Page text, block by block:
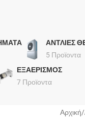
ΑΝΤΛΙΕΣ
5 Προϊοντα
ΕΞΑΕΡΙΣΜΟΣ
7 Προϊοντα
Αρχική